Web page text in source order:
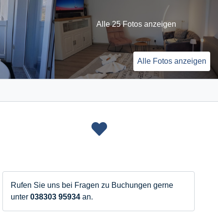
Alle 25 Fotos anzeigen
Alle Fotos anzeigen
Rufen Sie uns bei Fragen zu Buchungen gerne
unter038303 95934 an.